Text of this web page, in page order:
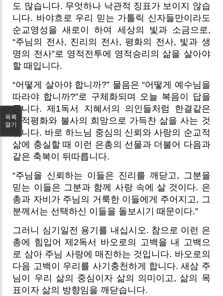
도 많습니다. 무엇하나 낙관적 징표가 보이지 않습
니다. 바야흐로 우리 믿는 가톨릭 신자들만이라도
순교영성을 새로이 하여 세상의 빛과 소금으로,
“주님의 전사, 진리의 전사, 평화의 전사, 빛과 생
명의 전사”로 영적전투에 영적승리의 삶을 살아야
할 때입니다.
“어떻게 살아야 합니까?” 물음은 “어떻게 예수님을
따라야 합니까?”로 구체화되며 오늘 복음이 답을
줍니다. 제1독서 지혜서의 의인들처럼 한결같은
내적평화와 불사의 희망으로 가득찬 삶을 사는 것
입니다. 바로 하느님 중심의 신뢰와 사랑의 순교적
삶에 충실할 때 이런 은총의 선물과 더불어 다음과
같은 축복이 뒤따릅니다.
“주님을 신뢰하는 이들은 진리를 깨닫고, 그분을
믿는 이들은 그분과 함께 사랑 속에 살 것이다. 은
총과 자비가 주님의 거룩한 이들에게 주어지고, 그
분께서는 선택하신 이들을 돌보시기 때문이다.”
그러니 심기일전 용기를 내십시오. 참으로 이런 은
총에 힘입어 제2독서 바오로의 고백을 내 고백으
로 삼아 주님 사랑에 매진하는 것입니다. 바오로의
다음 고백이 우리를 사기충천하게 합니다. 새삼 주
님이 우리 삶의 중심이자 삶의 의미이고, 삶의 목
표이자 삶의 방향임을 깨닫습니다.
목록
열기